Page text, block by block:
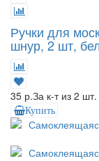
Ручки для
шнур, 2 шт,
35 р.За к-т из 2 шт.
Купить